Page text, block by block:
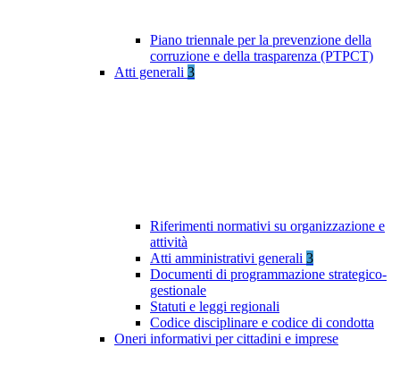
Piano triennale per la prevenzione della
corruzione e della trasparenza (PTPCT)
Atti generali 3
Riferimenti normativi su organizzazione e
attività
Atti amministrativi generali 3
Documenti di programmazione strategico-
gestionale
Statuti e leggi regionali
Codice disciplinare e codice di condotta
Oneri informativi per cittadini e imprese